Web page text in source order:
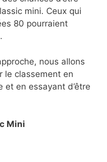
mini. Ceux qui
80 pourraient
nous allons
le classement en
et en essayant d’être
Mini